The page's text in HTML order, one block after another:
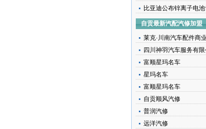
比亚迪公布锌离子电
自贡最新汽配汽修加盟
莱克·川南汽车配件商
四川神羽汽车服务有限
富顺星玛名车
星玛名车
富顺星玛名车
自贡顺风汽修
普润汽修
远洋汽修